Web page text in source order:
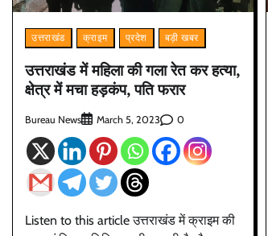
उत्तराखंड क्राइम प्रदेश बड़ी खबर
उत्तराखंड में महिला की गला रेत कर हत्या,
क्षेत्र में मचा हड़कंप, पति फरार
Bureau News March 5, 2023 0
Listen to this article उत्तराखंड में क्राइम की